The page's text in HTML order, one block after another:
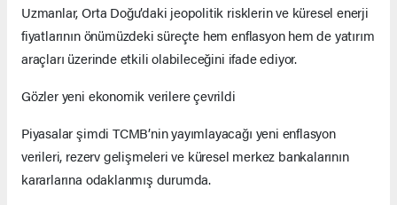
Uzmanlar, Orta Doğu’daki jeopolitik risklerin ve küresel enerji
fiyatlarının önümüzdeki süreçte hem enflasyon hem de yatırım
araçları üzerinde etkili olabileceğini ifade ediyor.
Gözler yeni ekonomik verilere çevrildi
Piyasalar şimdi TCMB’nin yayımlayacağı yeni enflasyon
verileri, rezerv gelişmeleri ve küresel merkez bankalarının
kararlarına odaklanmış durumda.